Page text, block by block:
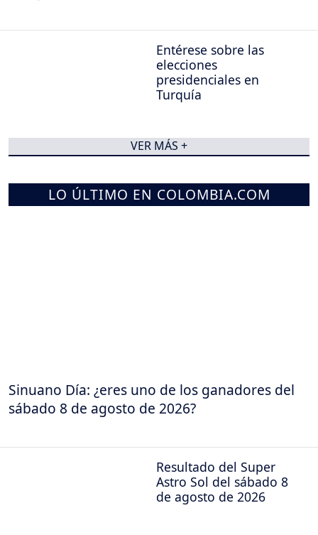
Entérese sobre las
elecciones
presidenciales en
Turquía
VER MÁS +
LO ÚLTIMO EN COLOMBIA.COM
Sinuano Día: ¿eres uno de los ganadores del
sábado 8 de agosto de 2026?
Resultado del Super
Astro Sol del sábado 8
de agosto de 2026